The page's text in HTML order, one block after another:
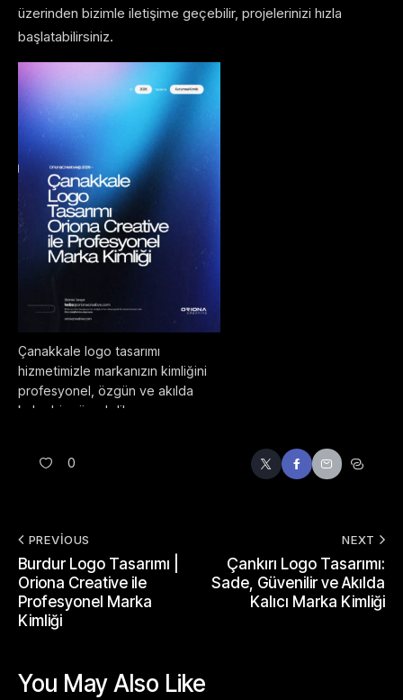
üzerinden bizimle iletişime geçebilir, projelerinizi hızla
başlatabilirsiniz.
Çanakkale logo tasarımı
hizmetimizle markanızın kimliğini
profesyonel, özgün ve akılda
kalıcı bir görsel dile
ve yaratıcı logo dizayn
marka değerlerine uygun
çözümler sunuyoruz.
Çanakkale’de modern, sade ve
etkili bir logo tasarımı arıyorsanız,
markanızı güçlü bir ilk izlenimle
öne çıkaracak profesyonel
0
PREVIOUS
Burdur Logo Tasarımı |
Oriona Creative ile
Profesyonel Marka
Kimliği
NEXT
Çankırı Logo Tasarımı:
Sade, Güvenilir ve Akılda
Kalıcı Marka Kimliği
You May Also Like